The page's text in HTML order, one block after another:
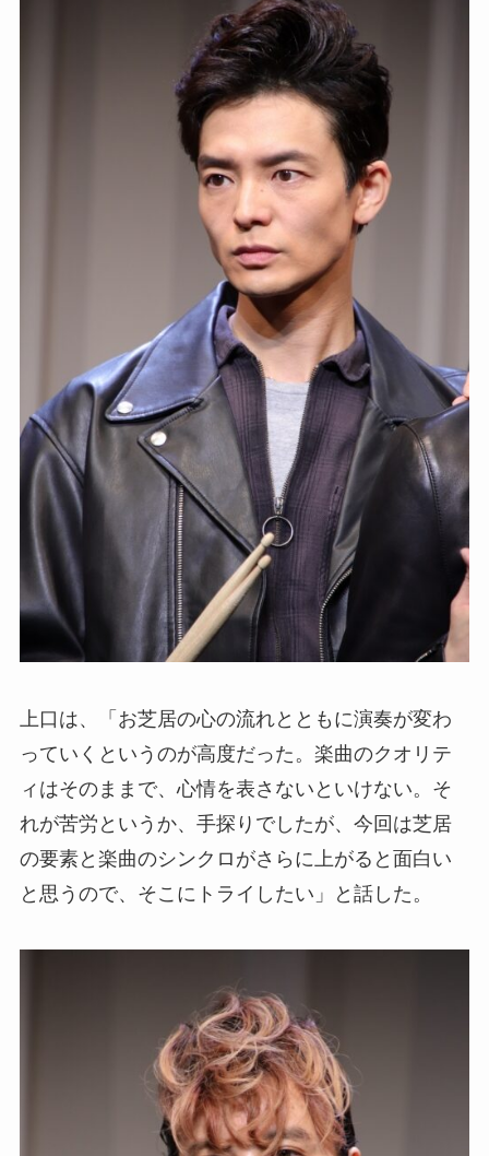
上口は、「お芝居の心の流れとともに演奏が変わ
っていくというのが高度だった。楽曲のクオリテ
ィはそのままで、心情を表さないといけない。そ
れが苦労というか、手探りでしたが、今回は芝居
の要素と楽曲のシンクロがさらに上がると面白い
と思うので、そこにトライしたい」と話した。